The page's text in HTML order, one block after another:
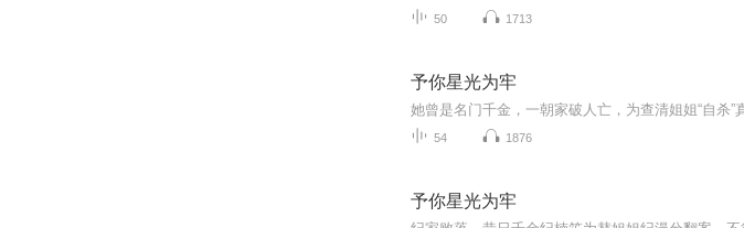
50 1713
予你星光为牢
54 1876
予你星光为牢